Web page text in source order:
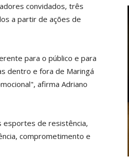
convidados, três
a partir de ações de
para o público e para
dentro e fora de Maringá
afirma Adriano
esportes de resistência,
comprometimento e